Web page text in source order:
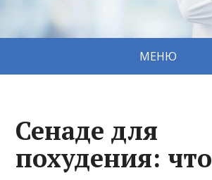
МЕНЮ
Сенаде для
похудения: что